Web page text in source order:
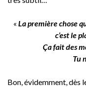
« La première chose
c’est le
Ça fait des
Tu
Bon, évidemment, dès